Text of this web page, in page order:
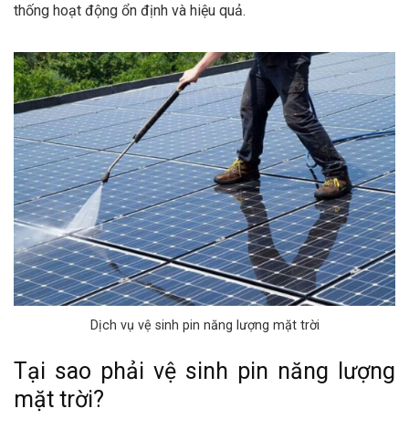
thống hoạt động ổn định và hiệu quả.
Dịch vụ vệ sinh pin năng lượng mặt trời
Tại sao phải vệ sinh pin năng lượng
mặt trời?